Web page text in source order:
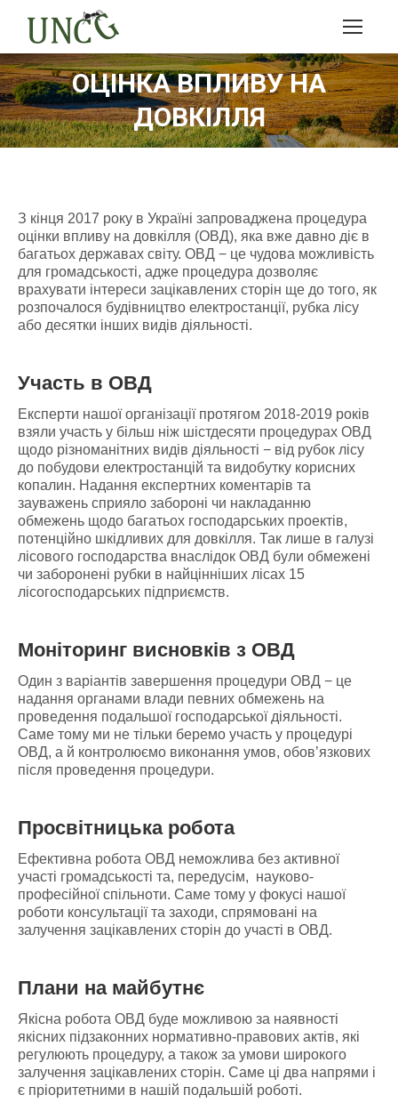
ОЦІНКА ВПЛИВУ НА
ДОВКІЛЛЯ
З кінця 2017 року в Україні запроваджена процедура
оцінки впливу на довкілля (ОВД), яка вже давно діє в
багатьох державах світу. ОВД − це чудова можливість
для громадськості, адже процедура дозволяє
врахувати інтереси зацікавлених сторін ще до того, як
розпочалося будівництво електростанції, рубка лісу
або десятки інших видів діяльності.
Участь в ОВД
Експерти нашої організації протягом 2018-2019 років
взяли участь у більш ніж шістдесяти процедурах ОВД
щодо різноманітних видів діяльності − від рубок лісу
до побудови електростанцій та видобутку корисних
копалин. Надання експертних коментарів та
зауважень сприяло забороні чи накладанню
обмежень щодо багатьох господарських проектів,
потенційно шкідливих для довкілля. Так лише в галузі
лісового господарства внаслідок ОВД були обмежені
чи заборонені рубки в найцінніших лісах 15
лісогосподарських підприємств.
Моніторинг висновків з ОВД
Один з варіантів завершення процедури ОВД − це
надання органами влади певних обмежень на
проведення подальшої господарської діяльності.
Саме тому ми не тільки беремо участь у процедурі
ОВД, а й контролюємо виконання умов, обов’язкових
після проведення процедури.
Просвітницька робота
Ефективна робота ОВД неможлива без активної
участі громадськості та, передусім, науково-
професійної спільноти. Саме тому у фокусі нашої
роботи консультації та заходи, спрямовані на
залучення зацікавлених сторін до участі в ОВД.
Плани на майбутнє
Якісна робота ОВД буде можливою за наявності
якісних підзаконних нормативно-правових актів, які
регулюють процедуру, а також за умови широкого
залучення зацікавлених сторін. Саме ці два напрями і
є пріоритетними в нашій подальшій роботі.